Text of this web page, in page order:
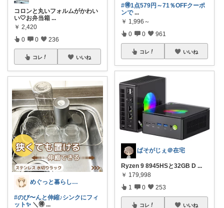
コロンと丸いフォルムがかわい
い‎🤍お弁当箱 ...
￥ 2,420
0 0 236
コレ いいね
めぐっと暮らし🍋朝コレ&いいね周り
#のび〜んと伸縮♪シンクにフィ
ット✨ ＼🉐 ...
#🉐1点579円～71％OFFクーポ
ンで ...
￥ 1,996～
0 0 961
コレ いいね
ぱそがじぇ＠在宅
Ryzen 9 8945HSと32GB D ...
￥ 179,998
1 0 253
コレ いいね